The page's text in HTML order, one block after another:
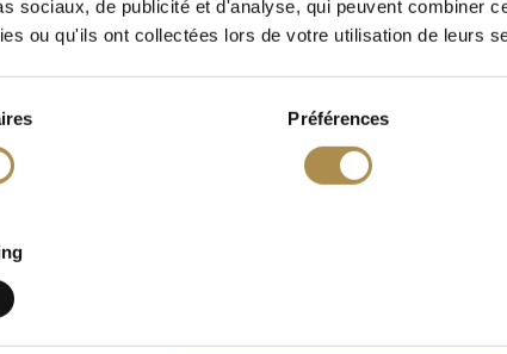
sociaux, de publicité et d'analyse, qui peuvent combiner
ou qu'ils ont collectées lors de votre utilisation de leurs
Préférences